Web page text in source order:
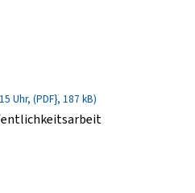
Uhr, (PDF}, 187 kB)